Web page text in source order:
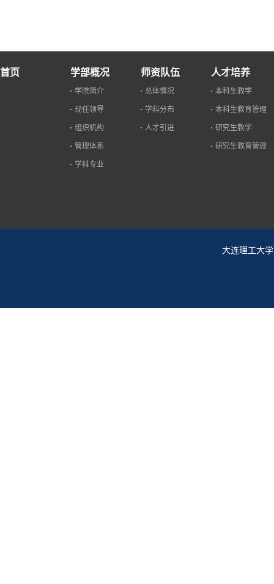
首页 学部概况
学院简介
现任领导
组织机构
管理体系
学科专业
师资队伍
总体情况
学科分布
人才引进
人才培养
本科生教学
本科生教育管理
研究生教学
研究生教育管理
大连理工大